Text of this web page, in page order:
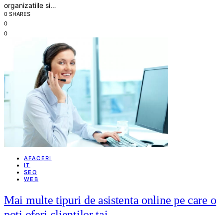
organizatiile si…
0 SHARES
0
0
AFACERI
IT
SEO
WEB
Mai multe tipuri de asistenta online pe care o